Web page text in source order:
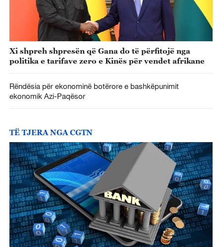
Xi shpreh shpresën që Gana do të përfitojë nga
politika e tarifave zero e Kinës për vendet afrikane
Rëndësia për ekonominë botërore e bashkëpunimit
ekonomik Azi-Paqësor
TË TJERA NGA CGTN